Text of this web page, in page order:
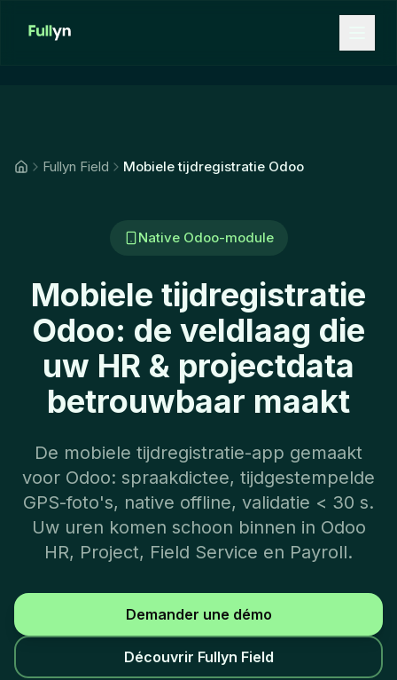
Fullyn Field Mobiele tijdregistratie Odoo
Native Odoo-module
Mobiele tijdregistratie
Odoo: de veldlaag die
uw HR & projectdata
betrouwbaar maakt
De mobiele tijdregistratie-app gemaakt
voor Odoo: spraakdictee, tijdgestempelde
GPS-foto's, native offline, validatie < 30 s.
Uw uren komen schoon binnen in Odoo
HR, Project, Field Service en Payroll.
Demander une démo
Découvrir Fullyn Field